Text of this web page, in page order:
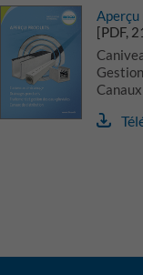
Aperçu
[PDF,